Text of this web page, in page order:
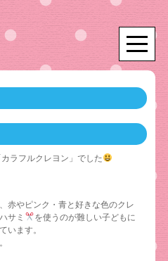
ラフルクレヨン」でした
赤やピンク・青と好きな色のクレ
サミ
を使うのが難しい子どもに
います。